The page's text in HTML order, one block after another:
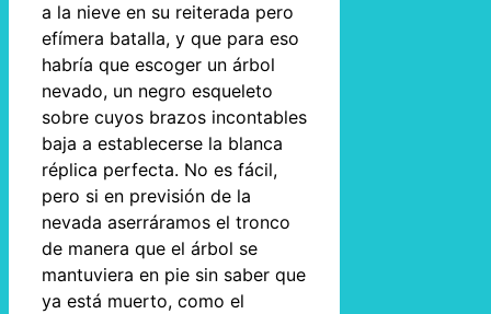
a la nieve en su reiterada pero
efímera batalla, y que para eso
habría que escoger un árbol
nevado, un negro esqueleto
sobre cuyos brazos incontables
baja a establecerse la blanca
réplica perfecta. No es fácil,
pero si en previsión de la
nevada aserráramos el tronco
de manera que el árbol se
mantuviera en pie sin saber que
ya está muerto, como el